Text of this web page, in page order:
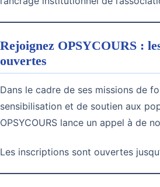
Rejoignez OPSYCOURS :
ouvertes
Dans le cadre de ses missions de
sensibilisation et de soutien aux
OPSYCOURS lance un appel à de
Les inscriptions sont ouvertes